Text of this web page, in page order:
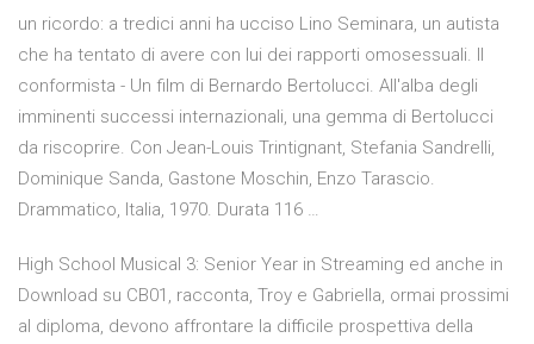
un ricordo: a tredici anni ha ucciso Lino Seminara, un autista
che ha tentato di avere con lui dei rapporti omosessuali. Il
conformista - Un film di Bernardo Bertolucci. All'alba degli
imminenti successi internazionali, una gemma di Bertolucci
da riscoprire. Con Jean-Louis Trintignant, Stefania Sandrelli,
Dominique Sanda, Gastone Moschin, Enzo Tarascio.
Drammatico, Italia, 1970. Durata 116 …
High School Musical 3: Senior Year in Streaming ed anche in
Download su CB01, racconta, Troy e Gabriella, ormai prossimi
al diploma, devono affrontare la difficile prospettiva della